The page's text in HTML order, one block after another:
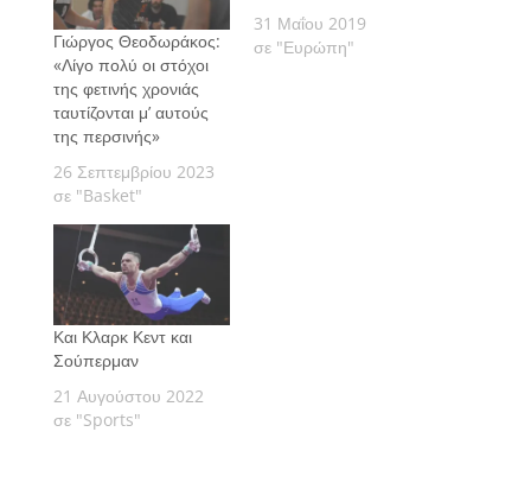
Γιώργος Θεοδωράκος:
«Λίγο πολύ οι στόχοι
της φετινής χρονιάς
ταυτίζονται μ’ αυτούς
της περσινής»
26 Σεπτεμβρίου 2023
σε "Basket"
31 Μαΐου 2019
σε "Ευρώπη"
Και Κλαρκ Κεντ και
Σούπερμαν
21 Αυγούστου 2022
σε "Sports"